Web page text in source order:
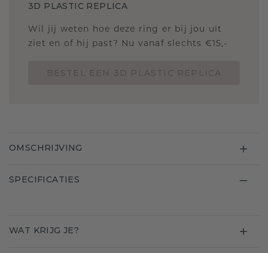
3D PLASTIC REPLICA
Wil jij weten hoe deze ring er bij jou uit
ziet en of hij past? Nu vanaf slechts €15,-
OMSCHRIJVING
SPECIFICATIES
WAT KRIJG JE?